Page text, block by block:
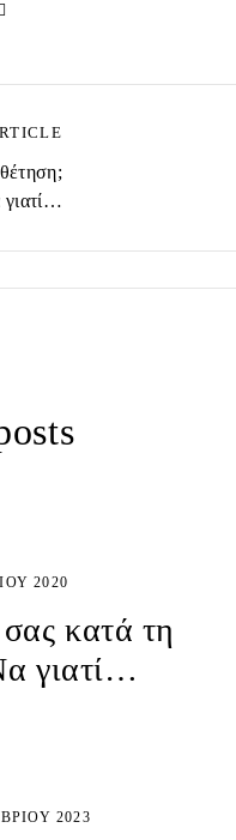
2020
κατά τη
γιατί…
2023